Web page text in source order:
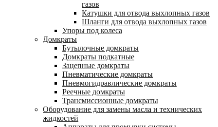
газов
Катушки для отвода выхлопных газов
Шланги для отвода выхлопных газов
Упоры под колеса
Домкраты
Бутылочные домкраты
Домкраты подкатные
Зацепные домкраты
Пневматические домкраты
Пневмогидравлические домкраты
Реечные домкраты
Трансмиссионные домкраты
Оборудование для замены масла и технических
жидкостей